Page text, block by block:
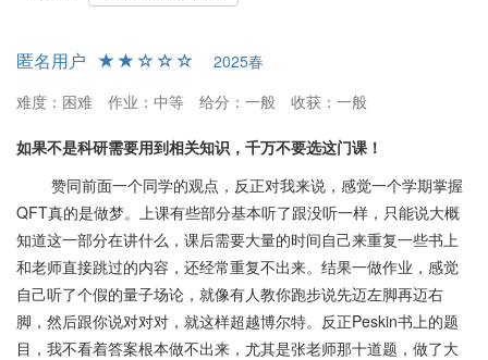
匿名用户
2025春
难度：困难
作业：中等 给分：一般 收获：一般
如果不是科研需要用到相关知识，千万不要选这门课！
赞同前面一个同学的观点，反正对我来说，感觉一个学期掌握
QFT真的是做梦。上课有些部分基本听了跟没听一样，只能说大概
知道这一部分在讲什么，课后需要大量的时间自己来重复一些书上
和老师直接跳过的内容，还经常重复不出来。结果一做作业，感觉
自己听了个假的量子场论，就像有人教你跑步说先迈左脚再迈右
脚，然后跟你说对对对，就这样超越博尔特。反正Peskin书上的题
目，我不看着答案根本做不出来，尤其是张老师那十道题，做了大